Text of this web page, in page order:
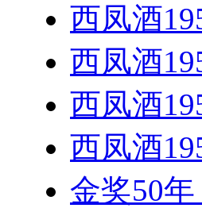
西凤酒
西凤酒
西凤酒
西凤酒
金奖50年